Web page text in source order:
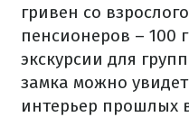
гривен со
пенсионеров – 100
экскурсии для
замка можно
интерьер прошлых